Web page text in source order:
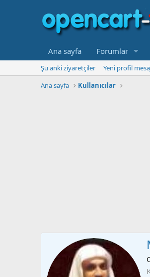
Ana sayfa Forumlar
Şu anki ziyaretçiler Yeni profil
Ana sayfa
Kullanıcılar